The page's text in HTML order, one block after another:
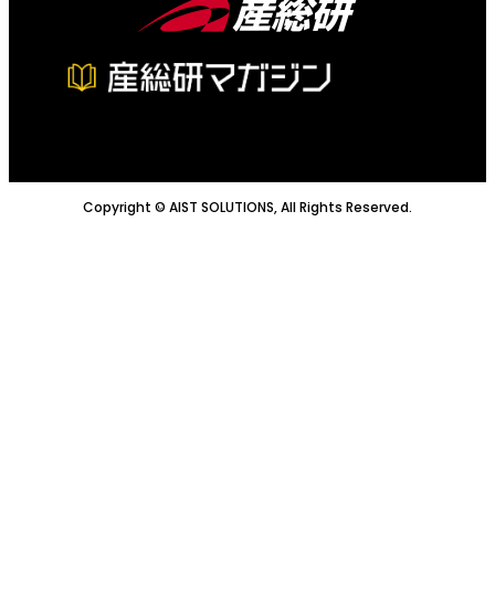
Copyright © AIST SOLUTIONS, All Rights Reserved.